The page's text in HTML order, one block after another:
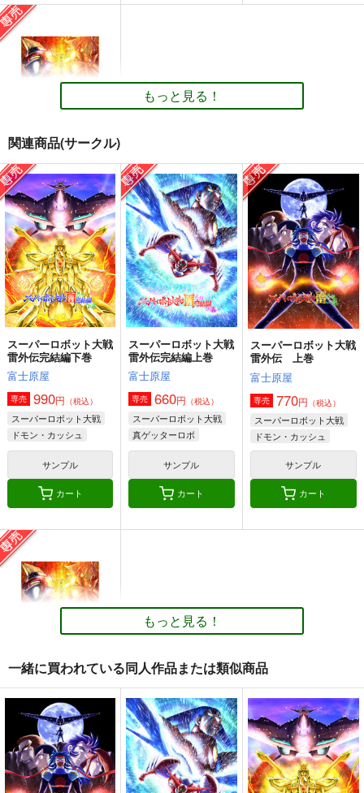
スーパーロボット大戦
雷MK2&完結編
富士原屋
専売 2,750円（税込）
スーパーロボット大戦
ドモン・カッシュ
マーズ
ビッグファイア
サンプル
もっと見る！
関連商品(サークル)
スーパーロボット大戦
雷外伝完結編下巻
富士原屋
専売 990円 （税込）
スーパーロボット大戦
ドモン・カッシュ
大あばれ天童
サンプル
カート
スーパーロボット大戦
雷外伝完結編上巻
富士原屋
専売 660円 （税込）
スーパーロボット大戦
真ゲッターロボ
サンプル
カート
スーパーロボット大戦
雷外伝 上巻
富士原屋
専売 770円 （税込）
スーパーロボット大戦
ドモン・カッシュ
大あばれ天童
サンプル
カート
スーパーロボット大戦
雷MK2&完結編
富士原屋
専売 2,750円（税込）
スーパーロボット大戦
もっと見る！
一緒に買われている同人作品または類似商品